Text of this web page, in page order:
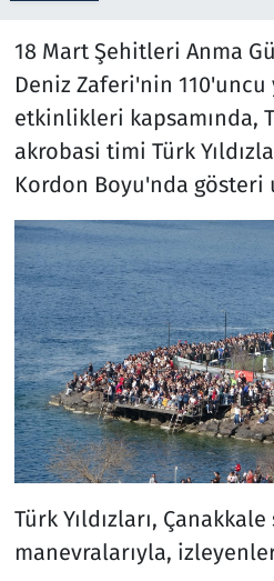
18 Mart Şehitleri Anma
Deniz Zaferi'nin 110'uncu
etkinlikleri kapsamında,
akrobasi timi Türk
Kordon Boyu'nda gösteri
Türk Yıldızları,
manevralarıyla,
Spor
Teknoloji ve Bilim
Televizyon